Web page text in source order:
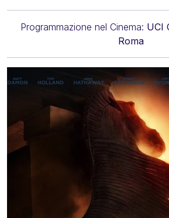
Programmazione nel Cinema: UCI
Roma